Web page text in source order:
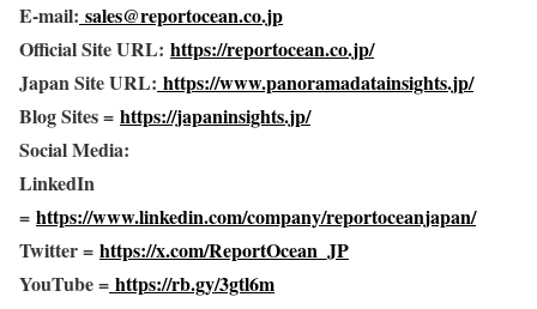
E-mail: sales@reportocean.co.jp
Official Site URL: https://reportocean.co.jp/
Japan Site URL: https://www.panoramadatainsights.jp/
Blog Sites = https://japaninsights.jp/
Social Media:
LinkedIn
= https://www.linkedin.com/company/reportoceanjapan/
Twitter = https://x.com/ReportOcean_JP
YouTube = https://rb.gy/3gtl6m